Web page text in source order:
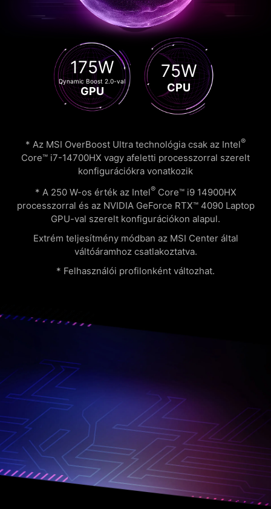
175W
Dynamic Boost 2.0-val
GPU
75W
CPU
* Az MSI OverBoost Ultra technológia csak az Intel®
Core™ i7-14700HX vagy afeletti processzorral szerelt
konfigurációkra vonatkozik
* A 250 W-os érték az Intel®Core™ i9 14900HX
processzorral és az NVIDIA GeForce RTX™ 4090 Laptop
GPU-val szerelt konfigurációkon alapul.
Extrém teljesítmény módban az MSI Center által
váltóáramhoz csatlakoztatva.
* Felhasználói profilonként változhat.